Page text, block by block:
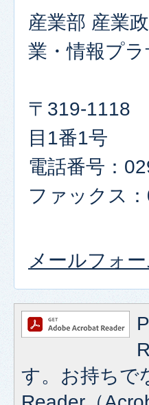
産業部 産業
業・情報プ
〒319-1118
目1番1号
電話番号：
ファックス
メールフォ
す。お持ちで